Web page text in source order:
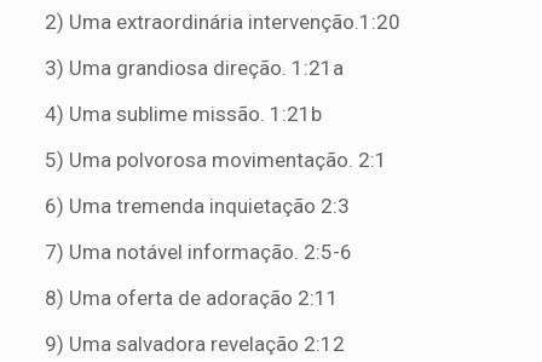
2) Uma extraordinária intervenção.1:20
3) Uma grandiosa direção. 1:21a
4) Uma sublime missão. 1:21b
5) Uma polvorosa movimentação. 2:1
6) Uma tremenda inquietação 2:3
7) Uma notável informação. 2:5-6
8) Uma oferta de adoração 2:11
9) Uma salvadora revelação 2:12